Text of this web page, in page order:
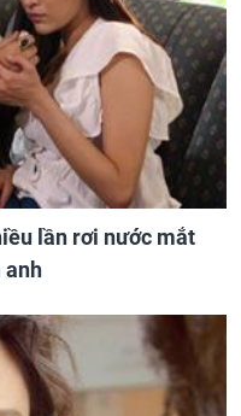
lần rơi nước mắt
anh